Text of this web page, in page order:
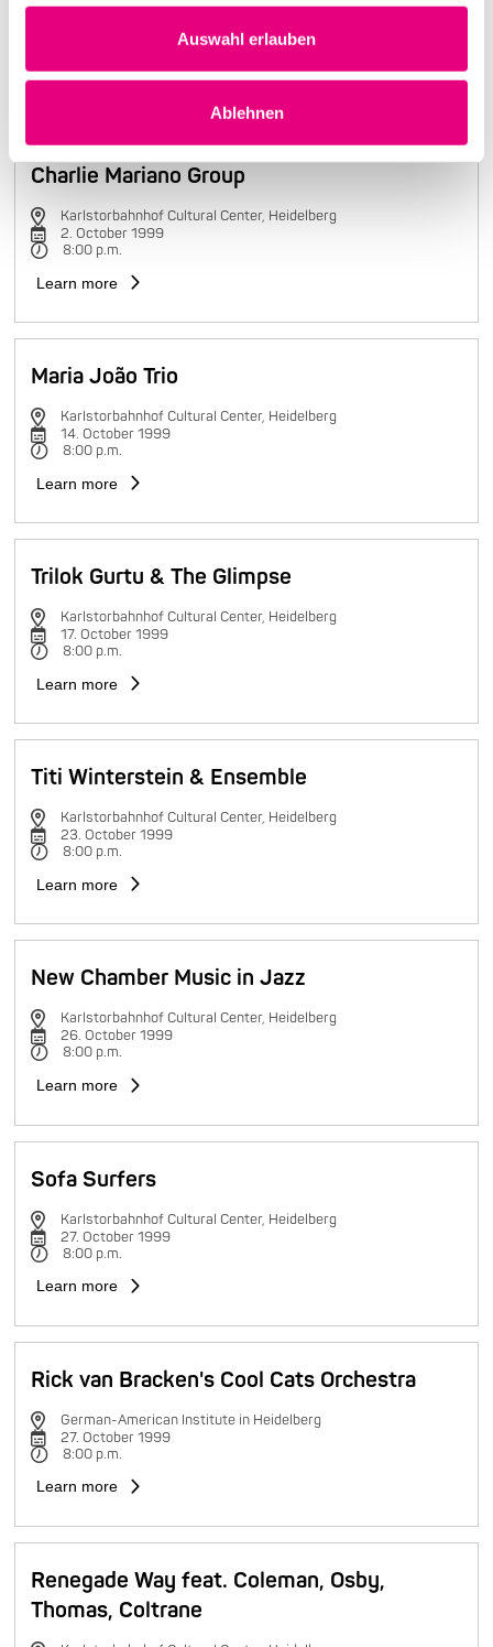
Auswahl erlauben
Ablehnen
Learn more
Charlie Mariano Group
Karlstorbahnhof Cultural Center, Heidelberg
2. October 1999
8:00 p.m.
Learn more
Maria João Trio
Karlstorbahnhof Cultural Center, Heidelberg
14. October 1999
8:00 p.m.
Learn more
Trilok Gurtu & The Glimpse
Karlstorbahnhof Cultural Center, Heidelberg
17. October 1999
8:00 p.m.
Learn more
Titi Winterstein & Ensemble
Karlstorbahnhof Cultural Center, Heidelberg
23. October 1999
8:00 p.m.
Learn more
New Chamber Music in Jazz
Karlstorbahnhof Cultural Center, Heidelberg
26. October 1999
8:00 p.m.
Learn more
Sofa Surfers
Karlstorbahnhof Cultural Center, Heidelberg
27. October 1999
8:00 p.m.
Learn more
Rick van Bracken's Cool Cats Orchestra
German-American Institute in Heidelberg
27. October 1999
8:00 p.m.
Learn more
Renegade Way feat. Coleman, Osby,
Thomas, Coltrane